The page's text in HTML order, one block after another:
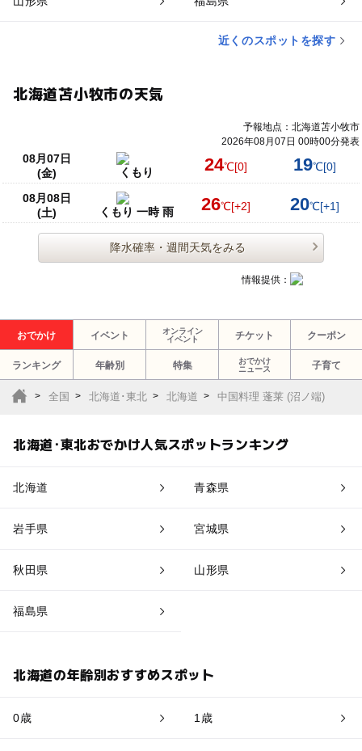
近くのスポットを探す
北海道苫小牧市の天気
予報地点：北海道苫小牧市
2026年08月07日 00時00分発表
08月07日
(金)
くもり 24℃[0] 19℃[0]
08月08日
(土)
くもり 一時 雨 26℃[+2] 20℃[+1]
降水確率・週間天気をみる
情報提供：
おでかけ イベント
オンライン
イベント
チケット クーポン
ランキング 年齢別 特集
おでかけ
ニュース
子育て
全国 北海道･東北 北海道 中国料理 蓬莱 (沼ノ端)
北海道･東北おでかけ人気スポットランキング
北海道 青森県
岩手県 宮城県
秋田県 山形県
福島県
北海道の年齢別おすすめスポット
0歳 1歳